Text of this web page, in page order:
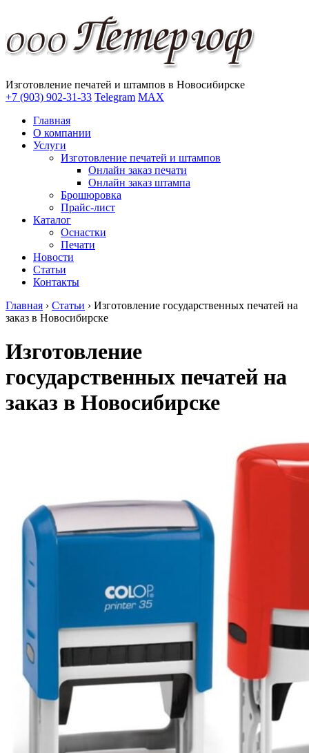
Изготовление печатей и штампов в Новосибирске
+7 (903) 902-31-33 Telegram MAX
Главная
О компании
Услуги
Изготовление печатей и штампов
Онлайн заказ печати
Онлайн заказ штампа
Брошюровка
Прайс-лист
Каталог
Оснастки
Печати
Новости
Статьи
Контакты
Главная › Статьи › Изготовление государственных печатей на
заказ в Новосибирске
Изготовление
государственных печатей на
заказ в Новосибирске